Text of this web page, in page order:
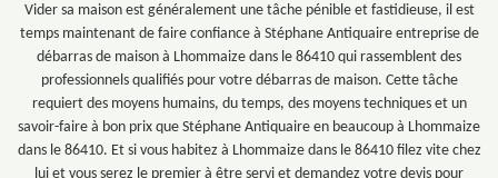
Vider sa maison est généralement une tâche pénible et fastidieuse, il est
temps maintenant de faire confiance à Stéphane Antiquaire entreprise de
débarras de maison à Lhommaize dans le 86410 qui rassemblent des
professionnels qualifiés pour votre débarras de maison. Cette tâche
requiert des moyens humains, du temps, des moyens techniques et un
savoir-faire à bon prix que Stéphane Antiquaire en beaucoup à Lhommaize
dans le 86410. Et si vous habitez à Lhommaize dans le 86410 filez vite chez
lui et vous serez le premier à être servi et demandez votre devis pour